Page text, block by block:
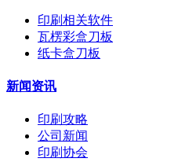
印刷相关软件
瓦楞彩盒刀板
纸卡盒刀板
新闻资讯
印刷攻略
公司新闻
印刷协会